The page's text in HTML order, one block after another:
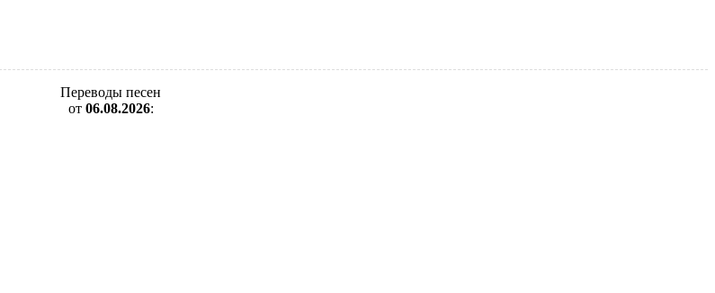
Переводы песен
от 06.08.2026: